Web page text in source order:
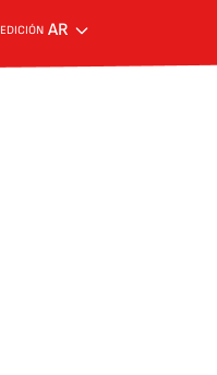
EDICIÓN AR